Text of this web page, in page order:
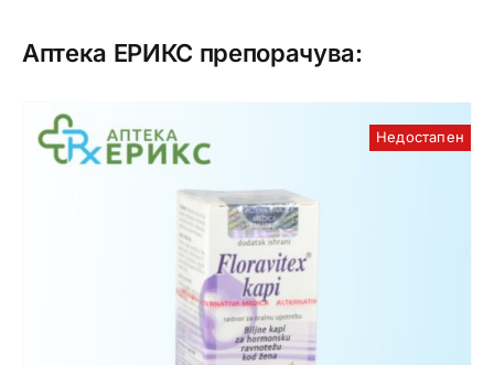
Аптека ЕРИКС препорачува:
Недостапен